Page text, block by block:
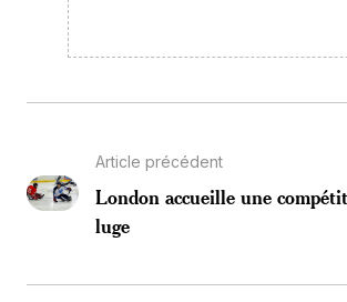
Article précédent
London accueille une
luge